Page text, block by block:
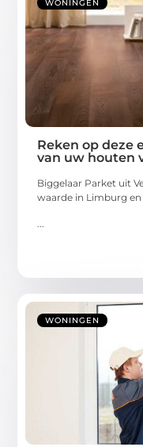
WONINGEN
Reken op deze
van uw houten
Biggelaar Parket uit
waarde in Limburg en
WONINGEN